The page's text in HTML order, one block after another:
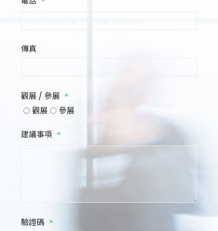
傳真
觀展 / 參展 *
觀展 參展
建議事項 *
驗證碼 *